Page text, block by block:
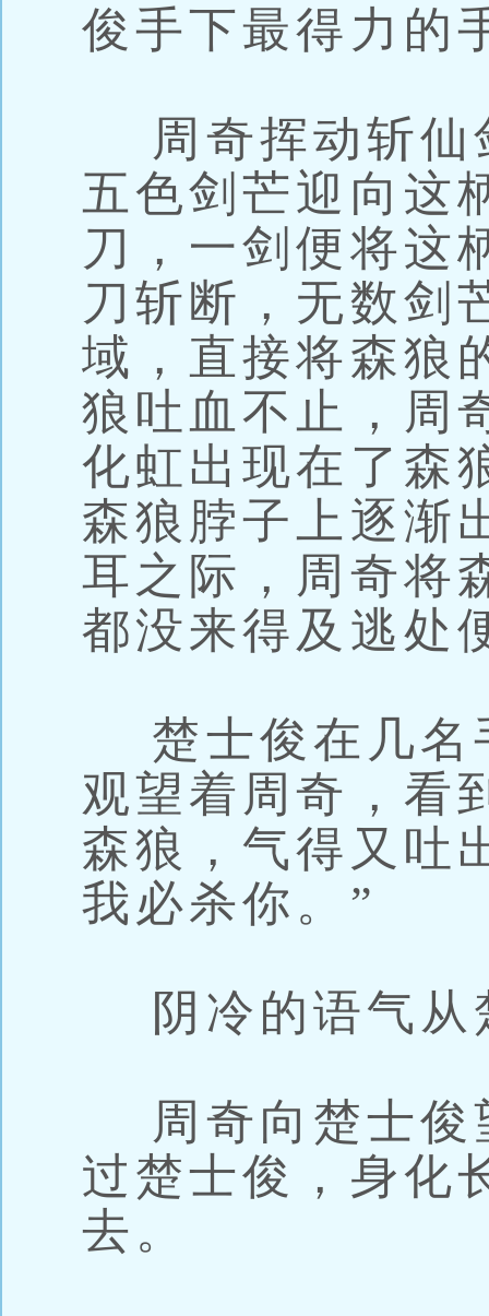
俊手下最得力的
周奇挥动斩仙
五色剑芒迎向这
刀，一剑便将这
刀斩断，无数剑
域，直接将森狼
狼吐血不止，周
化虹出现在了森
森狼脖子上逐渐
耳之际，周奇将
都没来得及逃处
楚士俊在几名
观望着周奇，看
森狼，气得又吐
我必杀你。”
阴冷的语气从
周奇向楚士俊
过楚士俊，身化
去。